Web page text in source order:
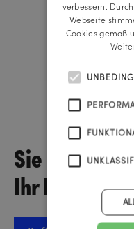
Sie wollen
Ihr Projekt
Gründer
verbessern.
Webseite
Cookies gemäß